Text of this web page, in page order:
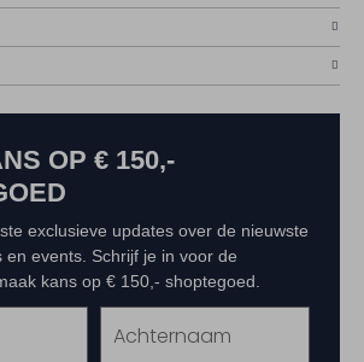
OP € 150,-
exclusieve updates over de nieuwste
en events. Schrijf je in voor de
kans op € 150,- shoptegoed.